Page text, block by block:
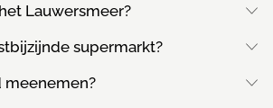
Lauwersmeer?
supermarkt?
meenemen?